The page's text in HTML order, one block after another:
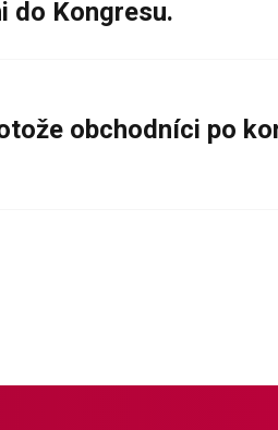
do Kongresu.
obchodníci po